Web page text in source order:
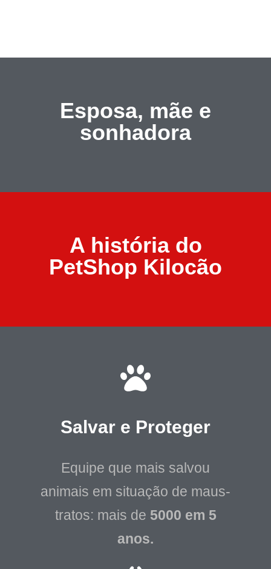
Esposa, mãe e
sonhadora
A história do
PetShop Kilocão
Salvar e Proteger
Equipe que mais salvou
animais em situação de maus-
tratos: mais de 5000 em 5
anos.